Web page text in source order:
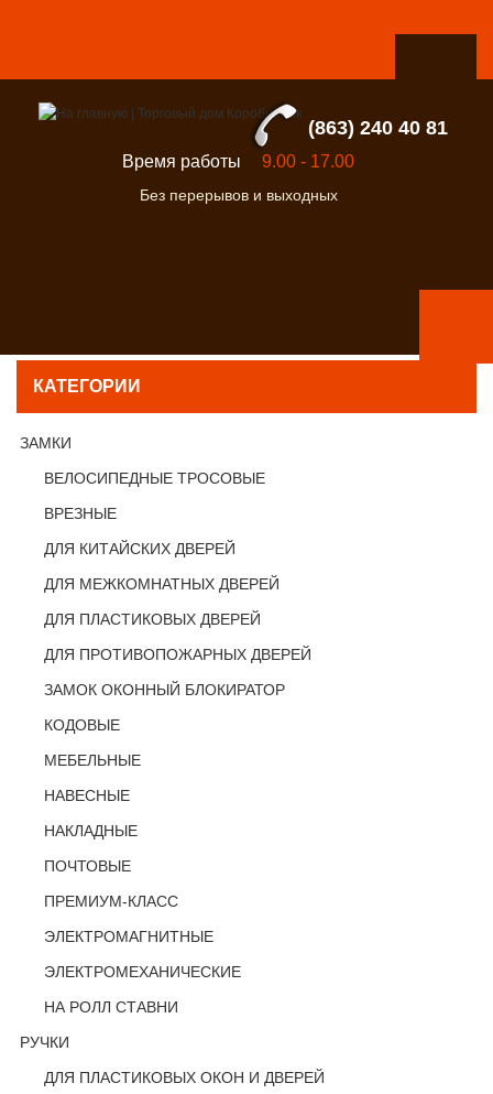
(863) 240 40 81
Время работы 9.00 - 17.00
Без перерывов и выходных
КАТЕГОРИИ
ЗАМКИ
ВЕЛОСИПЕДНЫЕ ТРОСОВЫЕ
ВРЕЗНЫЕ
ДЛЯ КИТАЙСКИХ ДВЕРЕЙ
ДЛЯ МЕЖКОМНАТНЫХ ДВЕРЕЙ
ДЛЯ ПЛАСТИКОВЫХ ДВЕРЕЙ
ДЛЯ ПРОТИВОПОЖАРНЫХ ДВЕРЕЙ
ЗАМОК ОКОННЫЙ БЛОКИРАТОР
КОДОВЫЕ
МЕБЕЛЬНЫЕ
НАВЕСНЫЕ
НАКЛАДНЫЕ
ПОЧТОВЫЕ
ПРЕМИУМ-КЛАСС
ЭЛЕКТРОМАГНИТНЫЕ
ЭЛЕКТРОМЕХАНИЧЕСКИЕ
НА РОЛЛ СТАВНИ
РУЧКИ
ДЛЯ ПЛАСТИКОВЫХ ОКОН И ДВЕРЕЙ